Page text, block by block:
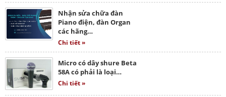
Nhận sửa chữa đàn
Piano điện, đàn Organ
các hãng…
Chi tiết »
Micro có dây shure Beta
58A có phải là loại…
Chi tiết »